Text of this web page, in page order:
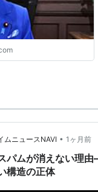
ムニュースNAVI • 1ヶ月前
パムが消えない理
構造の正体